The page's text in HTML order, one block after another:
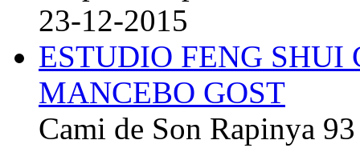
23-12-2015
ESTUDIO FENG
MANCEBO GOST
Cami de Son Rapinya 93